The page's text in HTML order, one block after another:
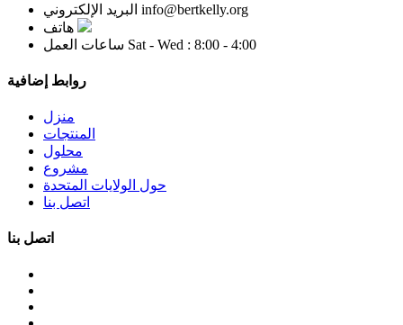
البريد الإلكتروني info@bertkelly.org
هاتف
ساعات العمل Sat - Wed : 8:00 - 4:00
روابط إضافية
منزل
المنتجات
محلول
مشروع
حول الولايات المتحدة
اتصل بنا
اتصل بنا